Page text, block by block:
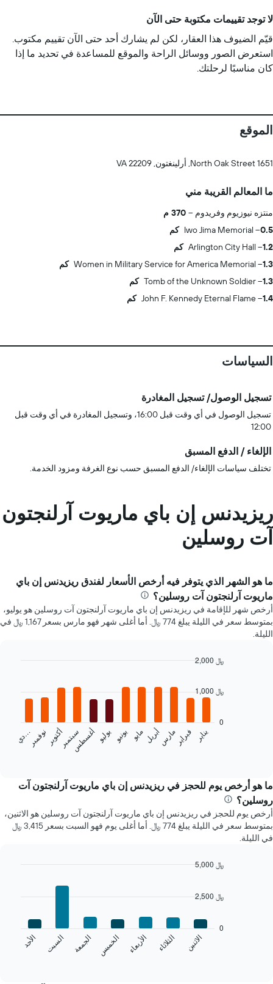
لا توجد تقييمات مكتوبة حتى الآن
قيّم الضيوف هذا العقار، لكن لم يشارك أحد حتى الآن تقييم مكتوب.
استعرض الصور ووسائل الراحة والموقع للمساعدة في تحديد ما إذا
كان مناسبًا لرحلتك.
الموقع
1651 North Oak Street, أرلينغتون, VA 22209
ما المعالم القريبة مني
منتزه نيوزيوم وفريدوم
370 م
Iwo Jima Memorial
0.5 كم
Arlington City Hall
1.2 كم
Women in Military Service for America Memorial
1.3 كم
Tomb of the Unknown Soldier
1.3 كم
John F. Kennedy Eternal Flame
1.4 كم
السياسات
تسجيل الوصول/ تسجيل المغادرة
تسجيل الوصول في أي وقت قبل 16:00، وتسجيل المغادرة في أي وقت قبل
12:00
الإلغاء / الدفع المسبق
تختلف سياسات الإلغاء/ الدفع المسبق حسب نوع الغرفة ومزود الخدمة.
ريزيدنس إن باي ماريوت آرلنجتون
آت روسلين
ما هو الشهر الذي يتوفر فيه أرخص الأسعار لفندق ريزيدنس إن باي
ماريوت آرلنجتون آت روسلين؟
أرخص شهر للإقامة في ريزيدنس إن باي ماريوت آرلنجتون آت روسلين هو يوليو،
بمتوسط سعر في الليلة يبلغ 774 ﷼. أما أغلى شهر فهو مارس بسعر 1,167 ﷼ في
الليلة.
سعر
غرفة
كل
شهر
يتضمن
المخطط
يناير فبرايرمارسأبريلمايو يونيويوليوأغسطسسبتمبرأكتوبرنوفمبرد
ي…
0
1,000 ﷼
2,000 ﷼
ما هو أرخص يوم للحجز في ريزيدنس إن باي ماريوت آرلنجتون آت
روسلين؟
أرخص يوم للحجز في ريزيدنس إن باي ماريوت آرلنجتون آت روسلين هو الاثنين،
بمتوسط سعر في الليلة يبلغ 774 ﷼. أما أغلى يوم فهو السبت بسعر 3,415 ﷼
في الليلة.
الاثنين الثلاثاء الأربعاء الخميس الجمعة السبت الأحد
0
2,500 ﷼
5,000 ﷼